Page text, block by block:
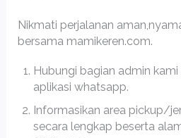
Nikmati perjalanan
bersama mamikeren.com.
Hubungi bagian admin
aplikasi whatsapp.
Informasikan area pickup/
secara lengkap beserta